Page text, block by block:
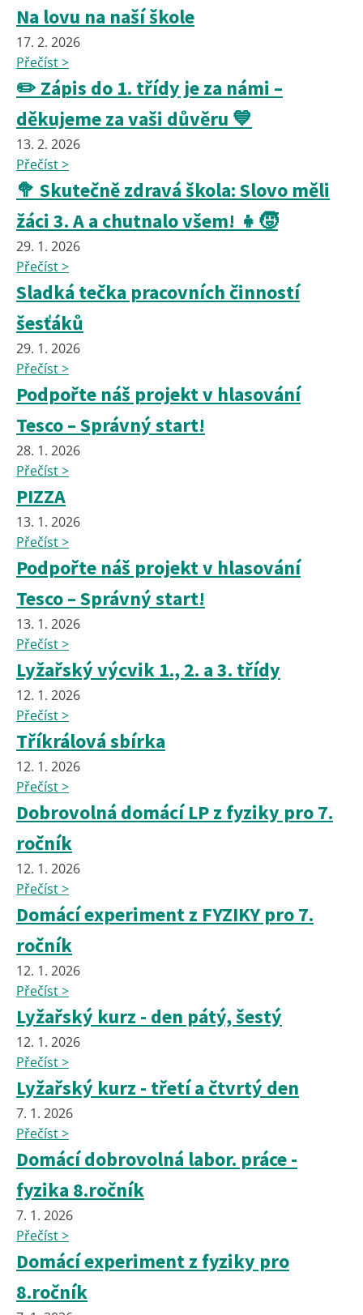
Na lovu na naší škole
17. 2. 2026
Přečíst >
✏️ Zápis do 1. třídy je za námi –
děkujeme za vaši důvěru 💙
13. 2. 2026
Přečíst >
🥦 Skutečně zdravá škola: Slovo měli
žáci 3. A a chutnalo všem! 👧🧒
29. 1. 2026
Přečíst >
Sladká tečka pracovních činností
šesťáků
29. 1. 2026
Přečíst >
Podpořte náš projekt v hlasování
Tesco – Správný start!
28. 1. 2026
Přečíst >
PIZZA
13. 1. 2026
Přečíst >
Podpořte náš projekt v hlasování
Tesco – Správný start!
13. 1. 2026
Přečíst >
Lyžařský výcvik 1., 2. a 3. třídy
12. 1. 2026
Přečíst >
Tříkrálová sbírka
12. 1. 2026
Přečíst >
Dobrovolná domácí LP z fyziky pro 7.
ročník
12. 1. 2026
Přečíst >
Domácí experiment z FYZIKY pro 7.
ročník
12. 1. 2026
Přečíst >
Lyžařský kurz - den pátý, šestý
12. 1. 2026
Přečíst >
Lyžařský kurz - třetí a čtvrtý den
7. 1. 2026
Přečíst >
Domácí dobrovolná labor. práce -
fyzika 8.ročník
7. 1. 2026
Přečíst >
Domácí experiment z fyziky pro
8.ročník